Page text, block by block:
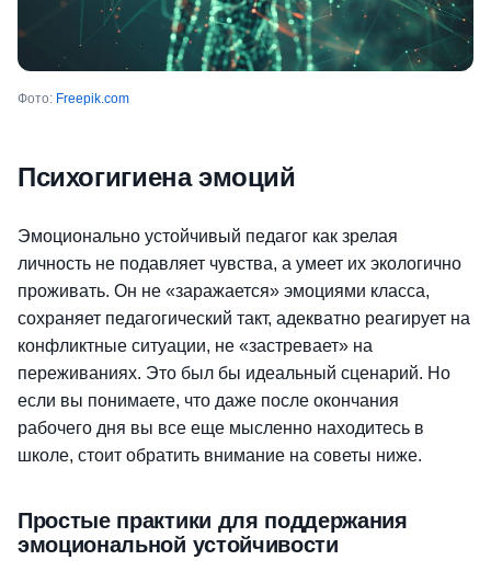
Фото: Freepik.com
Психогигиена эмоций
Эмоционально устойчивый педагог как зрелая
личность не подавляет чувства, а умеет их экологично
проживать. Он не «заражается» эмоциями класса,
сохраняет педагогический такт, адекватно реагирует на
конфликтные ситуации, не «застревает» на
переживаниях. Это был бы идеальный сценарий. Но
если вы понимаете, что даже после окончания
рабочего дня вы все еще мысленно находитесь в
школе, стоит обратить внимание на советы ниже.
Простые практики для поддержания
эмоциональной устойчивости